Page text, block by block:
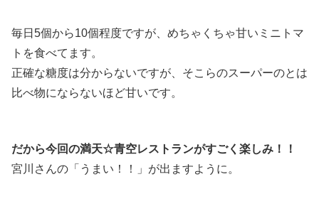
毎日5個から10個程度ですが、めちゃくちゃ甘いミニトマ
トを食べてます。
正確な糖度は分からないですが、そこらのスーパーのとは
比べ物にならないほど甘いです。
だから今回の満天☆青空レストランがすごく楽しみ！！
宮川さんの「うまい！！」が出ますように。